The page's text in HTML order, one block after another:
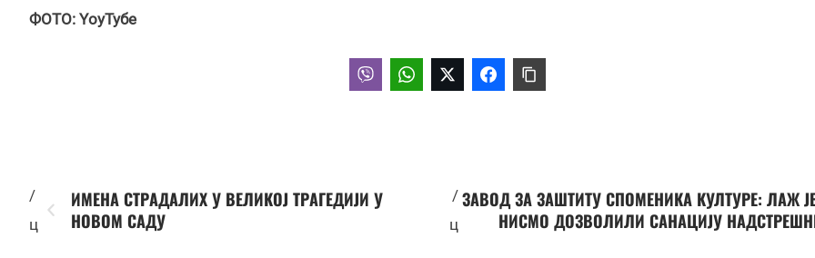
ФОТО: YоуТубе
/
ц
ИМЕНА СТРАДАЛИХ У ВЕЛИКОЈ ТРАГЕДИЈИ У
НОВОМ САДУ
/
ц
ЗАВОД ЗА ЗАШТИТУ СПОМЕНИКА КУЛТУРЕ: ЛАЖ
НИСМО ДОЗВОЛИЛИ САНАЦИЈУ